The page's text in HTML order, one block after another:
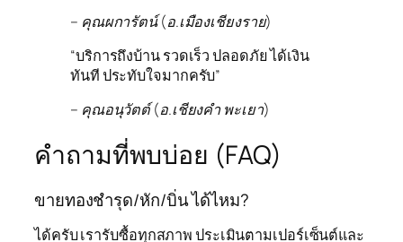
– คุณผการัตน์ (อ.เมืองเชียงราย)
“บริการถึงบ้าน รวดเร็ว ปลอดภัย ได้เงิน
ทันที ประทับใจมากครับ”
– คุณอนุวัตต์ (อ.เชียงคำ พะเยา)
คำถามที่พบบ่อย (FAQ)
ขายทองชำรุด/หัก/บิ่น ได้ไหม?
ได้ครับ เรารับซื้อทุกสภาพ ประเมินตามเปอร์เซ็นต์และ